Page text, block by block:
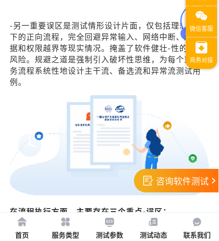
-另一重要误区是测试情形设计片面，仅包括理想状态
下的正向流程，完全回避异常输入、网络中断、边界数
据和权限越界等现实情况。掩盖了软件健壮-性的重大
风险。规避之道是强制引入破坏性思维，为每个重要业
务流程系统性地设计主干流、备选流和异常流测试用
例。
在流程执行方面，主要存在三个重点-误区：
主观模糊：使用运行流畅等主观-描述作为验收标准，
咨询软件测试
首页 服务类型 测试参数 测试动态 联系我们